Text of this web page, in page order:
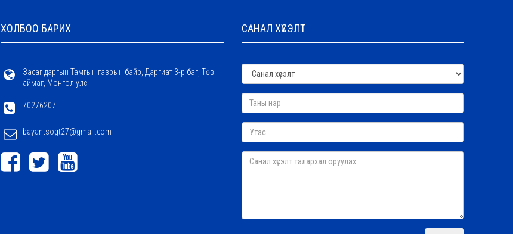
ХОЛБОО БАРИХ
Засаг даргын Тамгын газрын байр, Даргиат 3-р баг, Төв
аймаг, Монгол улс
70276207
bayantsogt27@gmail.com
САНАЛ ХҮСЭЛТ